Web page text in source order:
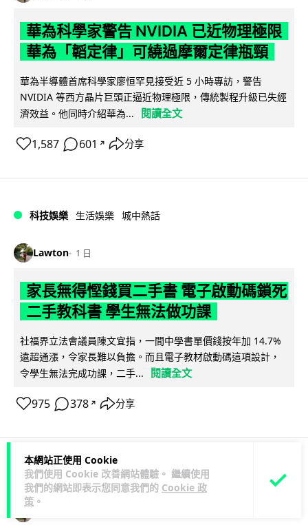
本網站正使用 Cookie
我們使用 Cookie 改善網站體驗。 繼續使用
我們的網站即表示您同意我們的 Cookie 政
策 。
華為科學家警告 NVIDIA 已近物理極限
華為「韜定律」可繞過摩爾定律瓶頸
華為半導體首席科學家廖恒罕見接受近 5 小時專訪，警告
NVIDIA 等西方晶片巨頭正逼近物理極限，傳統製程升級已失經
濟效益。他同時介紹華為...
閱讀全文
1,587 601 ↗ 分享
科技娛樂 生活娛樂 城中熱話
Lawton 1 日
家長無得慳錢買二手書 電子啟動碼鎖死
二手教科書 學生無法做功課
社福界立法會議員陳文宜指，一間中學書單價錢按年加 14.7%
遠超通漲，令家長難以負擔。而且電子教材啟動碼這項設計，
令學生無法完成功課，二手...
閱讀全文
975 378 ↗ 分享
科技娛樂 遊戲情報